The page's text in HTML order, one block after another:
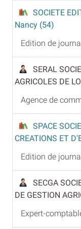
SOCIETE
Nancy (54)
Edition de
SERAL
AGRICOLES DE
Agence de
SPACE
CREATIONS ET
Edition de
SECGA
DE GESTION
Expert-